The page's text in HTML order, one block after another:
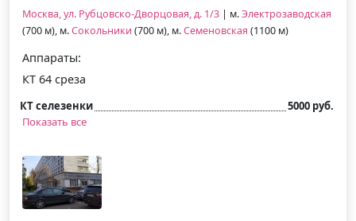
Москва, ул. Рубцовско-Дворцовая, д. 1/3 | м.Электрозаводская
(700 м), м.Сокольники (700 м), м.Семеновская (1100 м)
Аппараты:
КТ 64 среза
КТ селезенки
5000 руб.
Показать все